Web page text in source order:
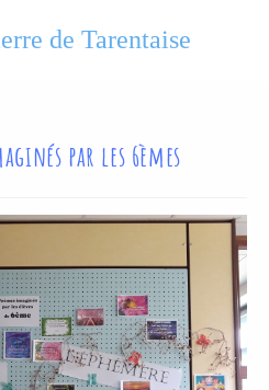
de Tarentaise
par les 6èmes